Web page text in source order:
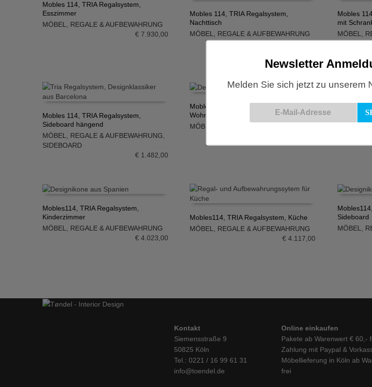
IN DEN WARENKORB
Mobles 114, TRIA Regalsystem,
Esszimmer
MÖBEL, REGALE & AUFBEWAHRUNG
€7.930,00
IN DEN WARENKORB
Mobles 114, TRIA Regalsystem,
Nachttisch
MÖBEL
REGALE & AUFBEWAHRUNG
€781,00
IN DEN
Mobles
mit
MÖBEL
IN DEN WARENKORB
Mobles 114, TRIA Regalsystem,
Sideboard hängend
MÖBEL
REGALE & AUFBEWAHRUNG
SIDEBOARD
€1.482,00
IN DEN WARENKORB
Mobles 114, TRIA Regalsystem,
Wohnzimmer
MÖBEL
IN DEN
IN DEN WARENKORB
Mobles114, TRIA Regalsystem,
Kinderzimmer
MÖBEL
REGALE & AUFBEWAHRUNG
€4.023,00
IN DEN WARENKORB
Mobles114, TRIA Regalsystem, Küche
MÖBEL
REGALE & AUFBEWAHRUNG
€ 4.117,00
IN DEN
Sideboard
MÖBEL
Kontakt
Siemensstraße 9
50825 Köln
Tel.: 0221 / 16 99 61 31
info@toendel.de
Online einkaufen
Pakete ab Warenwert € 60,-
Zahlung mit Paypal &
Möbellieferung in Köln ab
frei
Newsletter
Melden Sie sich jetzt zu unserem